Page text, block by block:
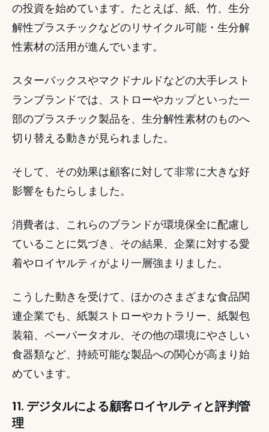
の投資を始めています。たとえば、紙、竹、生分
解性プラスチックなどのリサイクル可能・生分解
性素材の活用が進んでいます。
スターバックスやマクドナルドなどの大手レスト
ランブランドでは、ストローやカップといった一
部のプラスチック製品を、生分解性素材のものへ
切り替える動きが見られました。
そして、その効果は顧客に対して非常に大きな好
影響をもたらしました。
消費者は、これらのブランドが環境保全に配慮し
ていることに気づき、その結果、企業に対する愛
着やロイヤルティがより一層強まりました。
こうした動きを受けて、ほかのさまざまな食品関
連企業でも、紙製ストローやカトラリー、紙製包
装箱、ペーパータオル、その他の環境にやさしい
食器類など、持続可能な製品への関心が高まり始
めています。
11. デジタルによる顧客ロイヤルティと評判管
理